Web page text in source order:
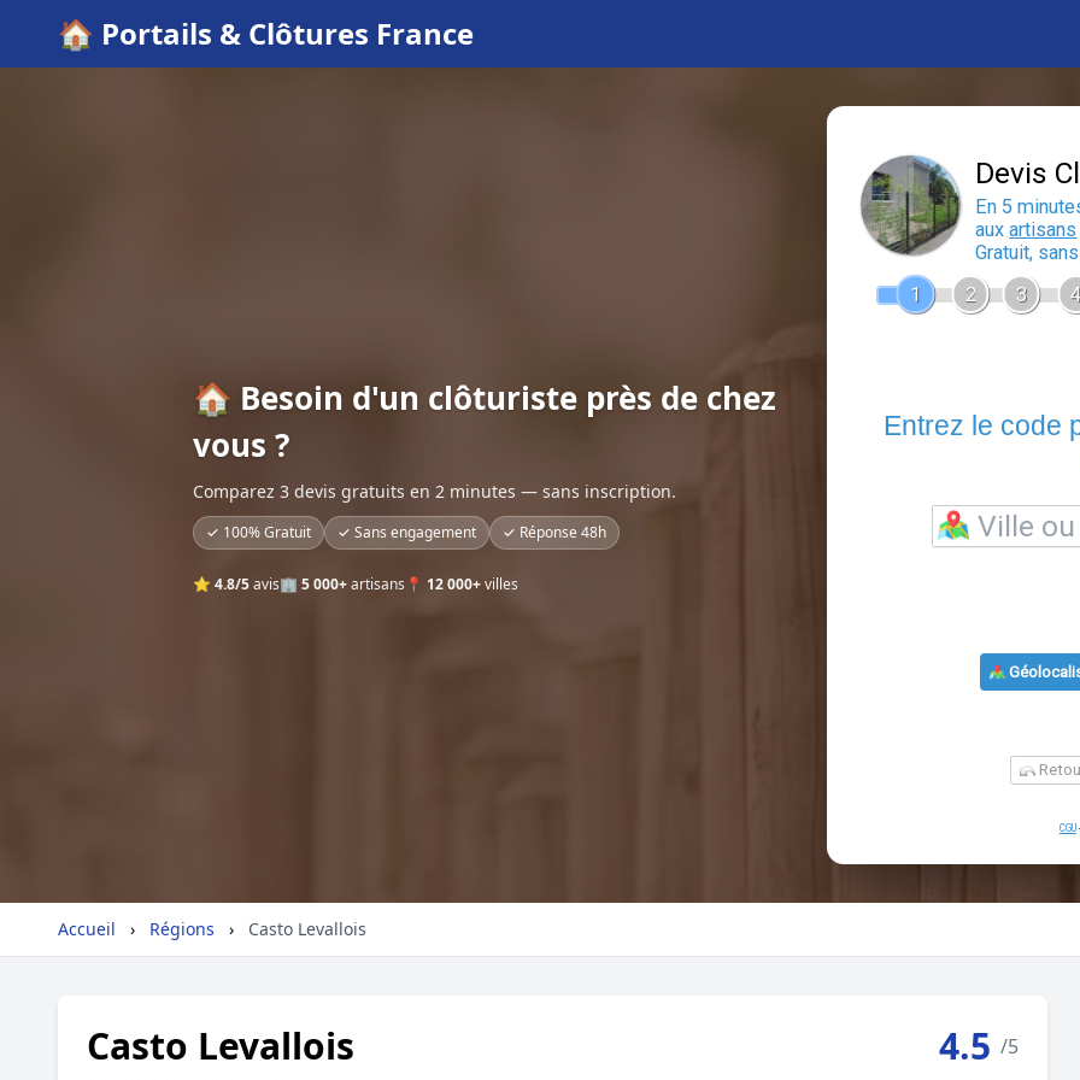
🏠 Portails & Clôtures France
🏠 Besoin d'un clôturiste près de chez
vous ?
Comparez 3 devis gratuits en 2 minutes — sans inscription.
✓ 100% Gratuit ✓ Sans engagement ✓ Réponse 48h
⭐ 4.8/5avis🏢 5 000+artisans 📍 12 000+villes
Accueil › Régions › Casto Levallois
Casto Levallois 4.5 /5